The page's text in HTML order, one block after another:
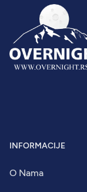
INFORMACIJE
O Nama